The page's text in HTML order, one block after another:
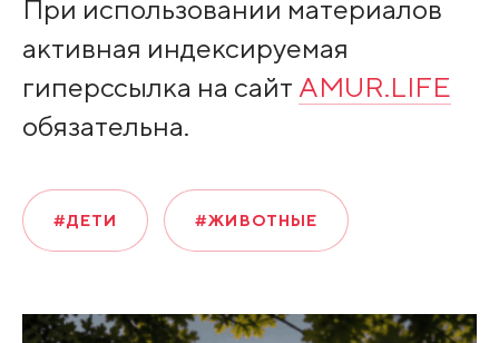
При использовании материалов
активная индексируемая
гиперссылка на сайт AMUR.LIFE
обязательна.
#ДЕТИ #ЖИВОТНЫЕ